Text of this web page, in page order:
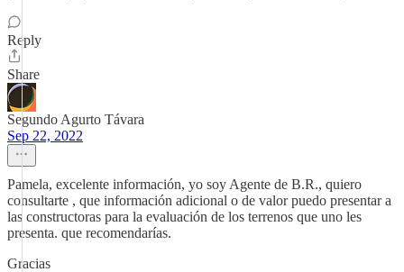
Reply
Share
Segundo Agurto Távara
Sep 22, 2022
Pamela, excelente información, yo soy Agente de B.R., quiero
consultarte , que información adicional o de valor puedo presentar a
las constructoras para la evaluación de los terrenos que uno les
presenta. que recomendarías.
Gracias